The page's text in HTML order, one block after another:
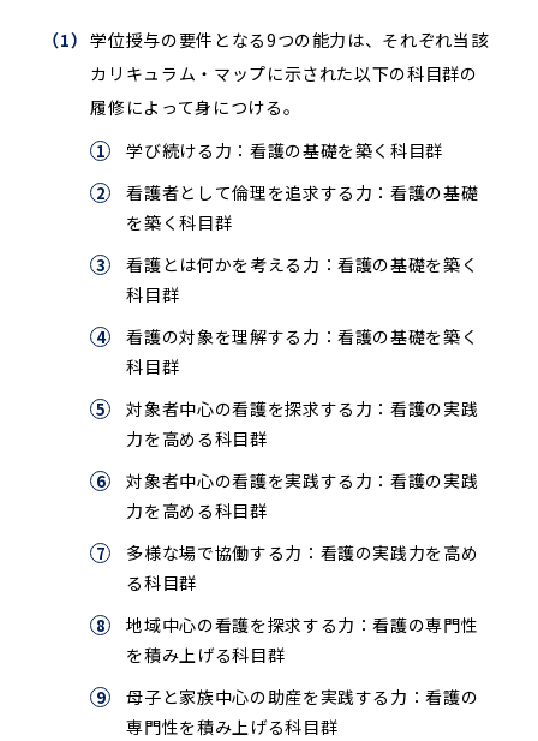
学位授与の要件となる9つの能力は、それぞれ当該
カリキュラム・マップに示された以下の科目群の
履修によって身につける。
学び続ける力：看護の基礎を築く科目群
看護者として倫理を追求する力：看護の基礎
を築く科目群
看護とは何かを考える力：看護の基礎を築く
科目群
看護の対象を理解する力：看護の基礎を築く
科目群
対象者中心の看護を探求する力：看護の実践
力を高める科目群
対象者中心の看護を実践する力：看護の実践
力を高める科目群
多様な場で協働する力：看護の実践力を高め
る科目群
地域中心の看護を探求する力：看護の専門性
を積み上げる科目群
母子と家族中心の助産を実践する力：看護の
専門性を積み上げる科目群